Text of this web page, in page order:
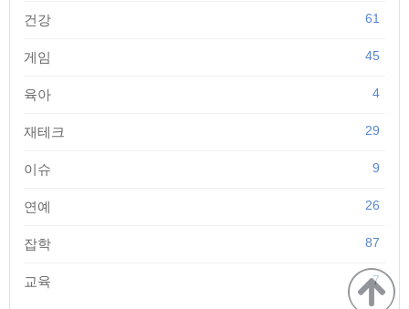
건강 61
게임 45
육아 4
재테크 29
이슈 9
연예 26
잡학 87
교육 7